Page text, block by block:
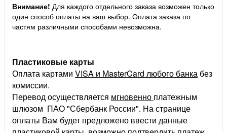
Внимание! Для каждого отдельного заказа возможен только
один способ оплаты на ваш выбор. Оплата заказа по
частям различными способами невозможна.
Пластиковые карты
Оплата картами VISA и MasterCard любого банка без
комиссии.
Перевод осуществляется мгновенно платежным
шлюзом ПАО "Сбербанк России". На странице
оплаты Вам будет предложено ввести данные